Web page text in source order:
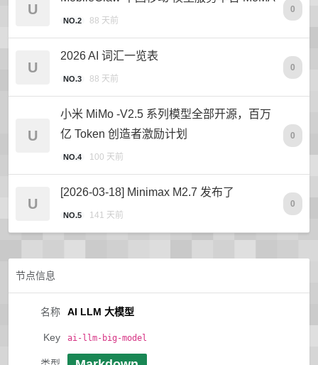
U
NO.2 88 天前
0
U
2026 AI 词汇一览表
NO.3 88 天前
0
U
小米 MiMo -V2.5 系列模型全部开源，百万
亿 Token 创造者激励计划
NO.4 100 天前
0
U
[2026-03-18] Minimax M2.7 发布了
NO.5 141 天前
0
节点信息
名称 AI LLM 大模型
Key ai-llm-big-model